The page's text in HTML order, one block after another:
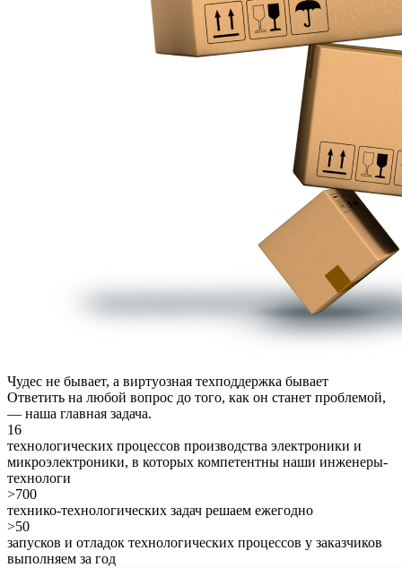
Чудес не бывает, а виртуозная техподдержка бывает
Ответить на любой вопрос до того, как он станет проблемой,
— наша главная задача.
16
технологических процессов производства электроники и
микроэлектроники, в которых компетентны наши инженеры-
технологи
>700
технико-технологических задач решаем ежегодно
>50
запусков и отладок технологических процессов у заказчиков
выполняем за год